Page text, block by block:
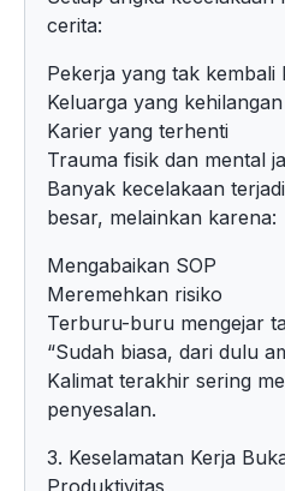
cerita:
Pekerja yang tak kembali
Keluarga yang
Karier yang terhenti
Trauma fisik dan mental
Banyak kecelakaan
besar, melainkan karena:
Mengabaikan SOP
Meremehkan risiko
Terburu-buru mengejar
“Sudah biasa, dari dulu
Kalimat terakhir sering
penyesalan.
3. Keselamatan Kerja
Produktivitas